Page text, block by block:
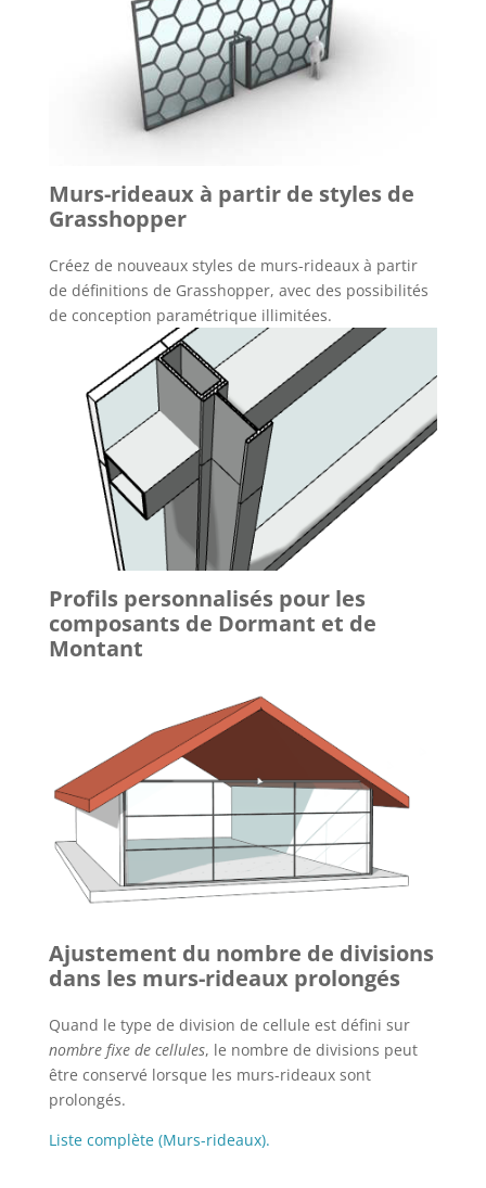
Murs-rideaux à partir de styles de
Grasshopper
Créez de nouveaux styles de murs-rideaux à partir
de définitions de Grasshopper, avec des possibilités
de conception paramétrique illimitées.
Profils personnalisés pour les
composants de Dormant et de
Montant
Ajustement du nombre de divisions
dans les murs-rideaux prolongés
Quand le type de division de cellule est défini sur
nombre fixe de cellules, le nombre de divisions peut
être conservé lorsque les murs-rideaux sont
prolongés.
Liste complète (Murs-rideaux).